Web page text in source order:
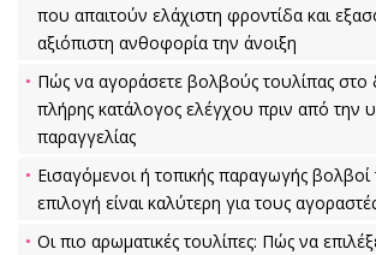
που απαιτούν ελάχιστη φροντίδα και
αξιόπιστη ανθοφορία την άνοιξη
Πώς να αγοράσετε βολβούς τουλίπας στο
πλήρης κατάλογος ελέγχου πριν από την
παραγγελίας
Εισαγόμενοι ή τοπικής παραγωγής βολβοί
επιλογή είναι καλύτερη για τους
Οι πιο αρωματικές τουλίπες: Πώς να